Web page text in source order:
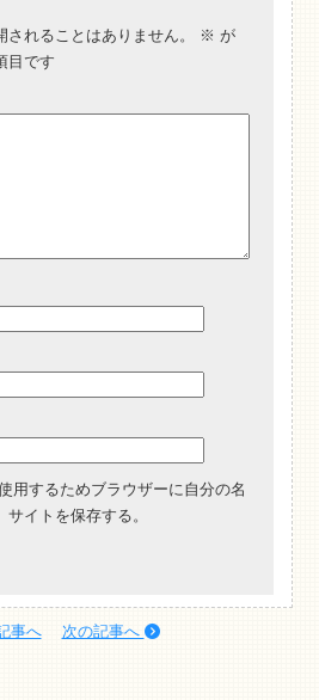
されることはありません。
※ が
目です
用するためブラウザーに自分の名
イトを保存する。
事へ 次の記事へ